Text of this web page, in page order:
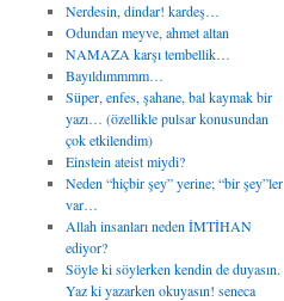
Nerdesin, dindar! kardeş…
Odundan meyve, ahmet altan
NAMAZA karşı tembellik…
Bayıldımmmm…
Süper, enfes, şahane, bal kaymak bir
yazı… (özellikle pulsar konusundan
çok etkilendim)
Einstein ateist miydi?
Neden “hiçbir şey” yerine; “bir şey”ler
var…
Allah insanları neden İMTİHAN
ediyor?
Söyle ki söylerken kendin de duyasın.
Yaz ki yazarken okuyasın! seneca